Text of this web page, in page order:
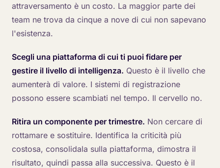
attraversamento è un costo. La maggior parte dei
team ne trova da cinque a nove di cui non sapevano
l'esistenza.
Scegli una piattaforma di cui ti puoi fidare per
gestire il livello di intelligenza. Questo è il livello che
aumenterà di valore. I sistemi di registrazione
possono essere scambiati nel tempo. Il cervello no.
Ritira un componente per trimestre. Non cercare di
rottamare e sostituire. Identifica la criticità più
costosa, consolidala sulla piattaforma, dimostra il
risultato, quindi passa alla successiva. Questo è il